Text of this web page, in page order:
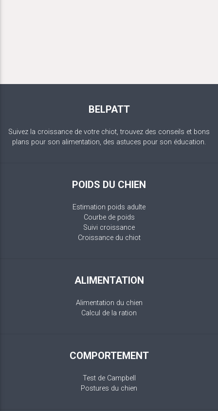
BELPATT
Suivez la croissance de votre chiot, trouvez des conseils et bons
plans pour son alimentation, des astuces pour son éducation.
POIDS DU CHIEN
Estimation poids adulte
Courbe de poids
Suivi croissance
Croissance du chiot
ALIMENTATION
Alimentation du chien
Calcul de la ration
COMPORTEMENT
Test de Campbell
Postures du chien